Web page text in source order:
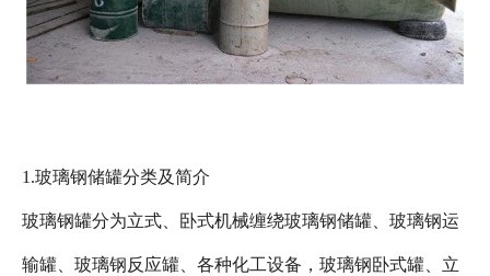
1.玻璃钢储罐分类及简介
玻璃钢罐分为立式、卧式机械缠绕玻璃钢储罐、玻璃钢运
输罐、玻璃钢反应罐、各种化工设备，玻璃钢卧式罐、立